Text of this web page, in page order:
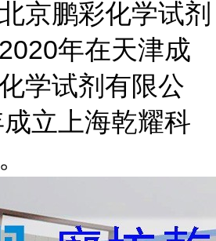
京鹏彩化学试剂
年在天津成
学试剂有限公
立上海乾耀科